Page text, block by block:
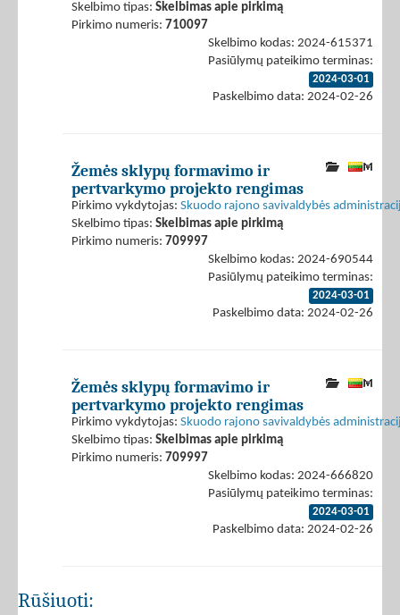
Skelbimo tipas: Skelbimas apie pirkimą
Pirkimo numeris: 710097
Skelbimo kodas: 2024-615371
Pasiūlymų pateikimo terminas:
2024-03-01
Paskelbimo data: 2024-02-26
Žemės sklypų formavimo ir
pertvarkymo projekto rengimas
Pirkimo vykdytojas: Skuodo rajono savivaldybės
Skelbimo tipas: Skelbimas apie pirkimą
Pirkimo numeris: 709997
Skelbimo kodas: 2024-690544
Pasiūlymų pateikimo terminas:
2024-03-01
Paskelbimo data: 2024-02-26
Žemės sklypų formavimo ir
pertvarkymo projekto rengimas
Pirkimo vykdytojas: Skuodo rajono savivaldybės
Skelbimo tipas: Skelbimas apie pirkimą
Pirkimo numeris: 709997
Skelbimo kodas: 2024-666820
Pasiūlymų pateikimo terminas:
2024-03-01
Paskelbimo data: 2024-02-26
Rūšiuoti: